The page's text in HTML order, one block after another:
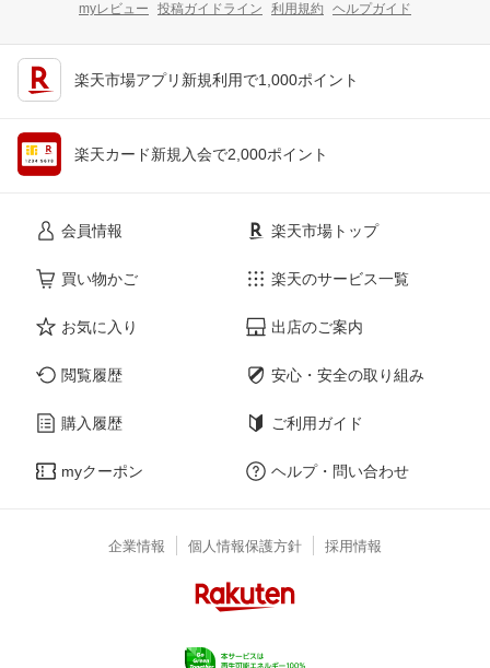
myレビュー 投稿ガイドライン 利用規約 ヘルプガイド
楽天市場アプリ新規利用で1,000ポイント
楽天カード新規入会で2,000ポイント
会員情報
買い物かご
お気に入り
閲覧履歴
購入履歴
myクーポン
楽天市場トップ
楽天のサービス一覧
出店のご案内
安心・安全の取り組み
ご利用ガイド
ヘルプ・問い合わせ
企業情報 個人情報保護方針 採用情報